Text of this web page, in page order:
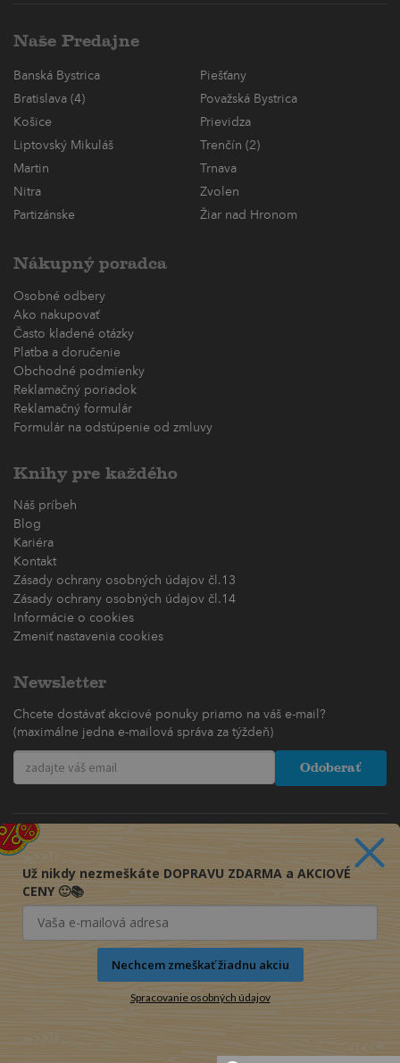
Naše Predajne
Banská Bystrica
Piešťany
Bratislava (4)
Považská Bystrica
Košice
Prievidza
Liptovský Mikuláš
Trenčín (2)
Martin
Trnava
Nitra
Zvolen
Partizánske
Žiar nad Hronom
Nákupný poradca
Osobné odbery
Ako nakupovať
Často kladené otázky
Platba a doručenie
Obchodné podmienky
Reklamačný poriadok
Reklamačný formulár
Formulár na odstúpenie od zmluvy
Knihy pre každého
Náš príbeh
Blog
Kariéra
Kontakt
Zásady ochrany osobných údajov čl.13
Zásady ochrany osobných údajov čl.14
Informácie o cookies
Zmeniť nastavenia cookies
Newsletter
Chcete dostávať akciové ponuky priamo na váš e-mail?
(maximálne jedna e-mailová správa za týždeň)
Odoberať
Už nikdy nezmeškáte DOPRAVU ZDARMA a AKCIOVÉ
CENY 🙂📚
Nechcem zmeškať žiadnu akciu
Spracovanie osobných údajov